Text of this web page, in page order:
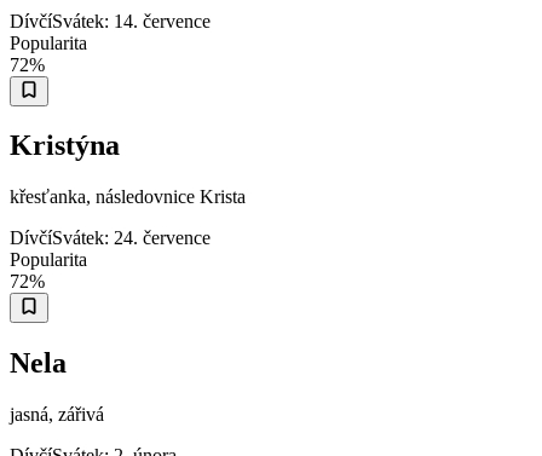
DívčíSvátek: 14. července
Popularita
72%
Kristýna
křesťanka, následovnice Krista
DívčíSvátek: 24. července
Popularita
72%
Nela
jasná, zářivá